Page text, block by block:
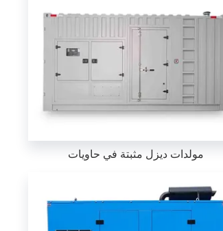
مولدات ديزل مثبتة في حاويات